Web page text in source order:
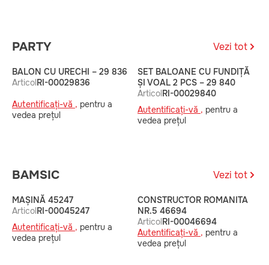
PARTY Vezi tot
BALON CU URECHI – 29 836
ArticolRI-00029836
Autentificați-vă , pentru a
vedea prețul
SET BALOANE CU FUNDIȚĂ
ȘI VOAL 2 PCS – 29 840
ArticolRI-00029840
Autentificați-vă , pentru a
vedea prețul
BAMSIC Vezi tot
MAȘINĂ 45247
ArticolRI-00045247
Autentificați-vă , pentru a
vedea prețul
CONSTRUCTOR ROMANITA
NR.5 46694
ArticolRI-00046694
Autentificați-vă , pentru a
vedea prețul